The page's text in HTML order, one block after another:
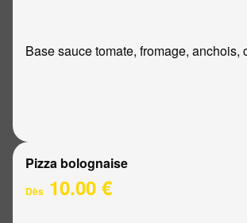
Base sauce tomate, fromage, anchois,
Pizza bolognaise
Dès 10.00 €